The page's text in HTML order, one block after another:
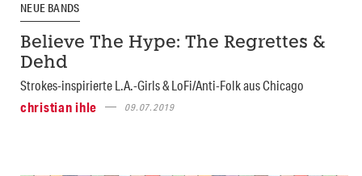
NEUE BANDS
Believe The Hype: The Regrettes &
Dehd
Strokes-inspirierte L.A.-Girls & LoFi/Anti-Folk aus Chicago
christian ihle
09.07.2019